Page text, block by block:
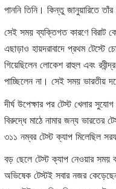
পাননি তিনি। কিন্তু জানুয়ারিতে
সেই সময় ব্যক্তিগত কারণে বিরাট
এছাড়াও হায়দরাবাদে প্রথম টেস্টে
গিয়েছিলেন লোকেশ রাহুল এবং
পাচ্ছিলেন না। সেই সময় ভারতীয়
দীর্ঘ উপেক্ষার পর টেস্ট খেলার
বিরুদ্ধে মাঠে নামার জন্য ভারতের
৩১১ নম্বর টেস্ট ক্যাপ মিলেছিল
বড় ছেলে টেস্ট ক্যাপ নেওয়ার সময়
অভিষেক টেস্টই সবার নজর